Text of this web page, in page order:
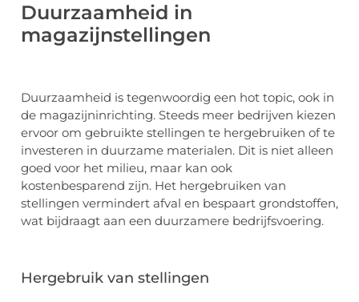
Duurzaamheid in
magazijnstellingen
Duurzaamheid is tegenwoordig een hot topic, ook in
de magazijninrichting. Steeds meer bedrijven kiezen
ervoor om gebruikte stellingen te hergebruiken of te
investeren in duurzame materialen. Dit is niet alleen
goed voor het milieu, maar kan ook
kostenbesparend zijn. Het hergebruiken van
stellingen vermindert afval en bespaart grondstoffen,
wat bijdraagt aan een duurzamere bedrijfsvoering.
Hergebruik van stellingen